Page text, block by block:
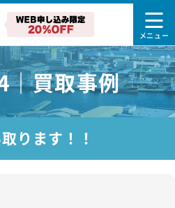
買取事例
ります！！